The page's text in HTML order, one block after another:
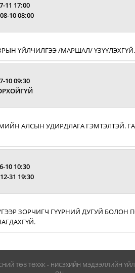
11 17:00
10 08:00
ҮЙЛЧИЛГЭЭ /МАРШАЛ/ ҮЗҮҮЛЭХГҮЙ.
10 09:30
АЛСЫН УДИРДЛАГА ГЭМТЭЛТЭЙ.
10 10:30
31 19:30
ЗОРЧИГЧ ГҮҮРНИЙ ДУГУЙ БОЛОН
ТӨВ ТӨХХК - НИСЭХИЙН МЭДЭЭЛЛИЙН